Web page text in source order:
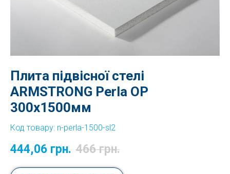
Плита підвісної стелі
ARMSTRONG Perla OP
300x1500мм
Код товару: n-perla-1500-sl2
444,06 грн. 466 грн.